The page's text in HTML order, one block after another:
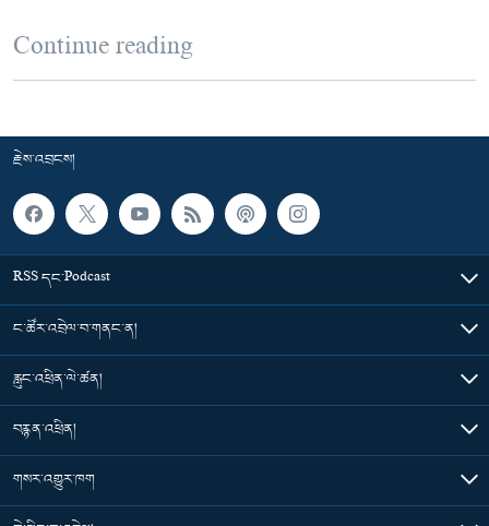
Continue reading
རྗེས་འབྲངས།
RSS དང་Podcast
ང་ཚོར་འབྲེལ་བ་གནང་ན།
རླུང་འཕྲིན་ལེ་ཚན།
བརྙན་འཕྲིན།
གསར་འགྱུར་ཁག